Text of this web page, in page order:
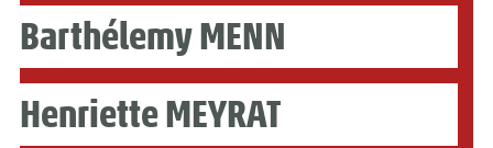
Barthélemy MENN
Henriette MEYRAT